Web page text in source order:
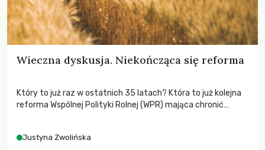
Wieczna dyskusja. Niekończąca się reforma
Który to już raz w ostatnich 35 latach? Która to już kolejna
reforma Wspólnej Polityki Rolnej (WPR) mająca chronić
Justyna Zwolińska